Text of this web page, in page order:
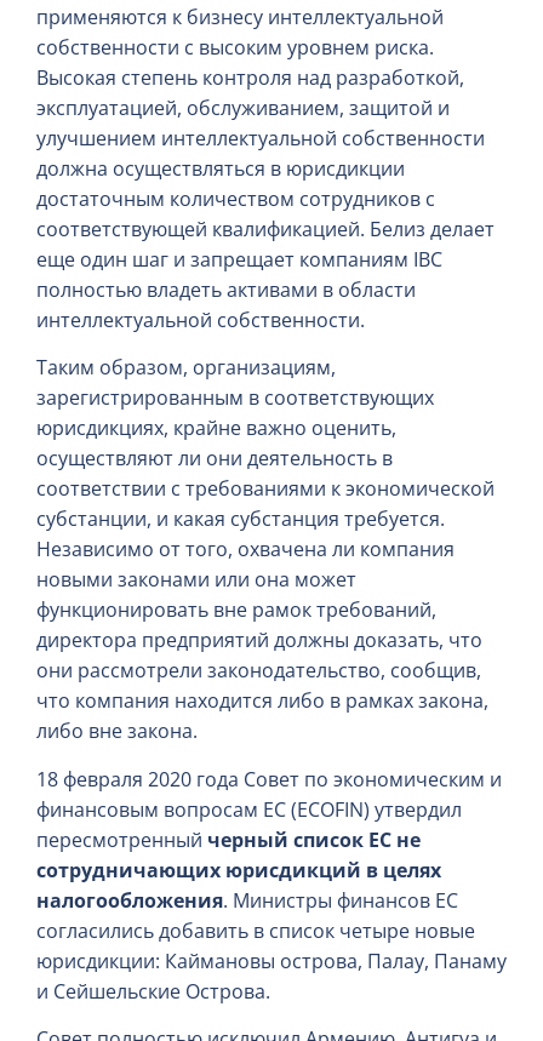
применяются к бизнесу интеллектуальной
собственности с высоким уровнем риска.
Высокая степень контроля над разработкой,
эксплуатацией, обслуживанием, защитой и
улучшением интеллектуальной собственности
должна осуществляться в юрисдикции
достаточным количеством сотрудников с
соответствующей квалификацией. Белиз делает
еще один шаг и запрещает компаниям IBC
полностью владеть активами в области
интеллектуальной собственности.
Таким образом, организациям,
зарегистрированным в соответствующих
юрисдикциях, крайне важно оценить,
осуществляют ли они деятельность в
соответствии с требованиями к экономической
субстанции, и какая субстанция требуется.
Независимо от того, охвачена ли компания
новыми законами или она может
функционировать вне рамок требований,
директора предприятий должны доказать, что
они рассмотрели законодательство, сообщив,
что компания находится либо в рамках закона,
либо вне закона.
18 февраля 2020 года Совет по экономическим и
финансовым вопросам ЕС (ECOFIN) утвердил
пересмотренный черный список ЕС не
сотрудничающих юрисдикций в целях
налогообложения. Министры финансов ЕС
согласились добавить в список четыре новые
юрисдикции: Каймановы острова, Палау, Панаму
и Сейшельские Острова.